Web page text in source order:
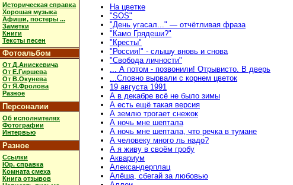
Историческая справка
Хорошая музыка
Афиши, постеры ...
Заметки
Книги
Тексты песен
Фотоальбом
От Д.Анискевича
От Е.Гиршева
От В.Окунева
От Я.Фролова
Разное
Персоналии
Об исполнителях
Фотографии
Интервью
Разное
Ссылки
Юр. справка
Комната смеха
Книга отзывов
На цветке
"SOS"
"День угасал..." — отчётливая фраза
"Камо Грядеши?"
"Кресты"
"Россия!" - слышу вновь и снова
"Свобода личности"
... А потом - позвонили! Отрывисто. В дверь
...Словно вырвали с корнем цветок
19 августа 1991
А в декабре всё не было зимы
А есть ещё такая версия
А землю трогает снежок
А ночь мне шептала
А ночь мне шептала, что речка в тумане
А человеку много ль надо?
А я живу в своём гробу
Аквариум
Александерплац
Алёша, сбегай за любовью